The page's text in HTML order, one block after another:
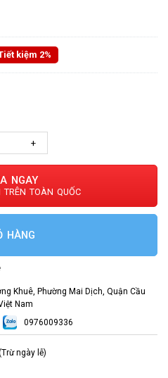
kiệm 2%
+
NGAY
TOÀN QUỐC
HÀNG
Khuê, Phường Mai Dịch, Quận Cầu
Nam
0976009336
ngày lễ)